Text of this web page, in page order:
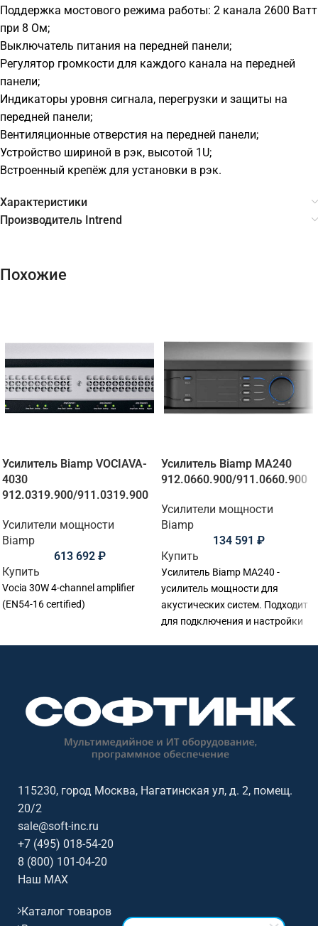
Поддержка мостового режима работы: 2 канала 2600 Ватт
при 8 Ом;
Выключатель питания на передней панели;
Регулятор громкости для каждого канала на передней
панели;
Индикаторы уровня сигнала, перегрузки и защиты на
передней панели;
Вентиляционные отверстия на передней панели;
Устройство шириной в рэк, высотой 1U;
Встроенный крепёж для установки в рэк.
Характеристики
Производитель Intrend
Похожие
Усилитель Biamp VOCIAVA-
4030
912.0319.900/911.0319.900
Усилители мощности
Biamp
613 692 ₽
Купить
Vocia 30W 4-channel amplifier
(EN54-16 certified)
Усилитель Biamp MA240
912.0660.900/911.0660.900
Усилители мощности
Biamp
134 591 ₽
Купить
Усилитель Biamp MA240 -
усилитель мощности для
акустических систем. Подходит
для подключения и настройки
пространствах. Софтинк
помогает подобрать
акустическое и звуковое
оборудование под помещение,
совместимость и бюджет. Бренд:
115230, город Москва, Нагатинская ул, д. 2, помещ.
20/2
sale@soft-inc.ru
+7 (495) 018-54-20
8 (800) 101-04-20
Наш MAX
Каталог товаров